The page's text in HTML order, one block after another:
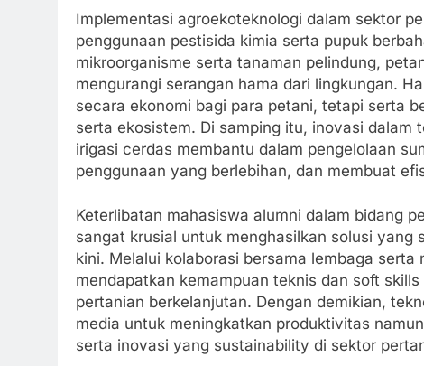
Implementasi agroekoteknologi dalam sektor
penggunaan pestisida kimia serta pupuk
mikroorganisme serta tanaman pelindung,
mengurangi serangan hama dari lingkungan.
secara ekonomi bagi para petani, tetapi serta
serta ekosistem. Di samping itu, inovasi
irigasi cerdas membantu dalam pengelolaan
penggunaan yang berlebihan, dan membuat
Keterlibatan mahasiswa alumni dalam bidang
sangat krusial untuk menghasilkan solusi yang
kini. Melalui kolaborasi bersama lembaga
mendapatkan kemampuan teknis dan soft
pertanian berkelanjutan. Dengan demikian,
media untuk meningkatkan produktivitas
serta inovasi yang sustainability di sektor